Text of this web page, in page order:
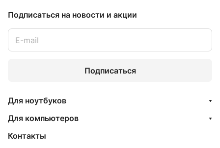
Подписаться на новости и акции
Подписаться
Для ноутбуков
Для компьютеров
Контакты